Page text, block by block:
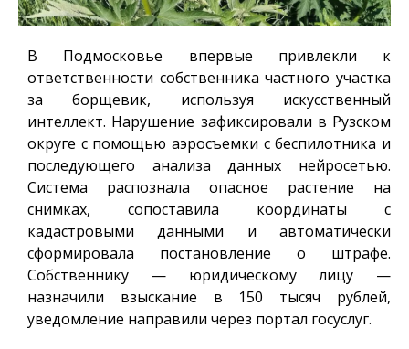
В Подмосковье впервые привлекли к
ответственности собственника частного участка
за борщевик, используя искусственный
интеллект. Нарушение зафиксировали в Рузском
округе с помощью аэросъемки с беспилотника и
последующего анализа данных нейросетью.
Система распознала опасное растение на
снимках, сопоставила координаты с
кадастровыми данными и автоматически
сформировала постановление о штрафе.
Собственнику — юридическому лицу —
назначили взыскание в 150 тысяч рублей,
уведомление направили через портал госуслуг.